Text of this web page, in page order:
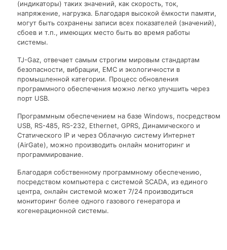
(индикаторы) таких значений, как скорость, ток,
напряжение, нагрузка. Благодаря высокой ёмкости памяти,
могут быть сохранены записи всех показателей (значений),
сбоев и т.п., имеющих место быть во время работы
системы.
TJ-Gaz, отвечает самым строгим мировым стандартам
безопасности, вибрации, ЕМС и экологичности в
промышленной категории. Процесс обновления
программного обеспечения можно легко улучшить через
порт USB.
Программным обеспечением на базе Windows, посредством
USB, RS-485, RS-232, Ethernet, GPRS, Динамического и
Статического IP и через Облачную систему Интернет
(AirGate), можно производить онлайн мониторинг и
программирование.
Благодаря собственному программному обеспечению,
посредством компьютера с системой SCADA, из единого
центра, онлайн системой может 7/24 производиться
мониторинг более одного газового генератора и
когенерационной системы.